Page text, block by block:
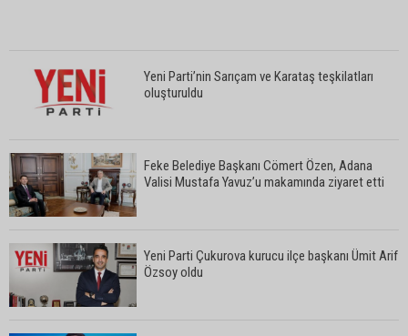
Yeni Parti’nin Sarıçam ve Karataş teşkilatları
oluşturuldu
Feke Belediye Başkanı Cömert Özen, Adana
Valisi Mustafa Yavuz’u makamında ziyaret etti
Yeni Parti Çukurova kurucu ilçe başkanı Ümit Arif
Özsoy oldu